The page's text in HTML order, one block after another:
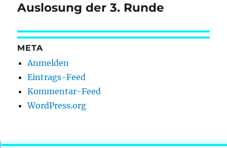
Beitrag:
Auslosung der 3. Runde
META
Anmelden
Eintrags-Feed
Kommentar-Feed
WordPress.org